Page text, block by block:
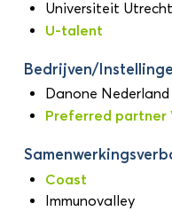
Universiteit
U-talent
Bedrijven/
Danone Nederland
Preferred partner
Coast
Immunovalley